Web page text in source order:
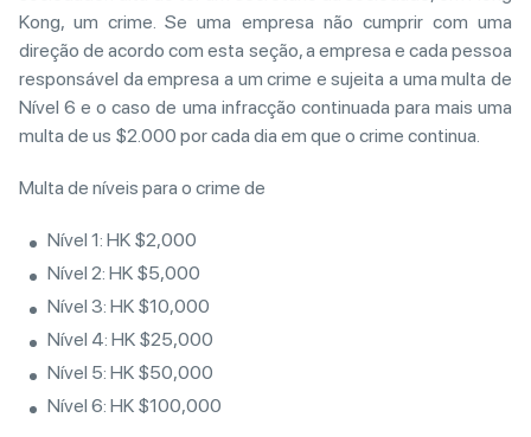
Kong, um crime. Se uma empresa não cumprir com uma
direção de acordo com esta seção, a empresa e cada pessoa
responsável da empresa a um crime e sujeita a uma multa de
Nível 6 e o caso de uma infracção continuada para mais uma
multa de us $2.000 por cada dia em que o crime continua.
Multa de níveis para o crime de
Nível 1: HK $2,000
Nível 2: HK $5,000
Nível 3: HK $10,000
Nível 4: HK $25,000
Nível 5: HK $50,000
Nível 6: HK $100,000